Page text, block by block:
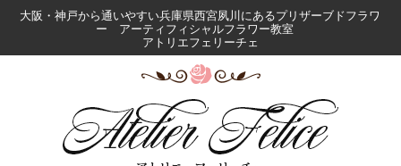
大阪・神戸から通いやすい兵庫県西宮夙川にあるプリザーブドフラワ
ー アーティフィシャルフラワー教室
アトリエフェリーチェ